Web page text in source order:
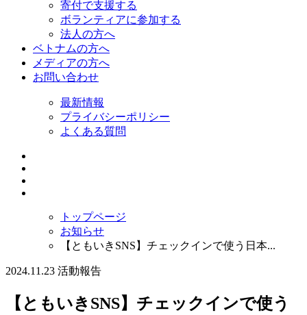
寄付で支援する
ボランティアに参加する
法人の方へ
ベトナムの方へ
メディアの方へ
お問い合わせ
最新情報
プライバシーポリシー
よくある質問
トップページ
お知らせ
【ともいきSNS】チェックインで使う日本...
2024.11.23 活動報告
【ともいきSNS】チェックインで使う